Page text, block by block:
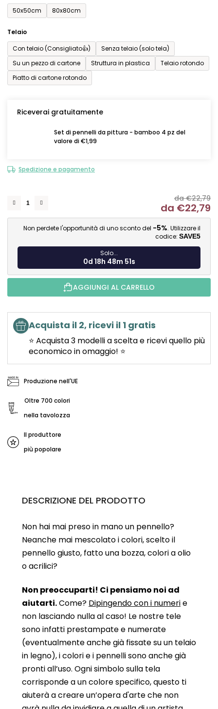
50x50cm
80x80cm
Telaio
Con telaio (Consigliato👍)
Senza telaio (solo tela)
Su un pezzo di cartone
Struttura in plastica
Telaio rotondo
Piatto di cartone rotondo
Riceverai gratuitamente
Set di pennelli da pittura - bamboo 4 pz del
valore di €1,99
Spedizione e pagamento
da €22,79
da €22,79
Non perdete l'opportunità di uno sconto del -5%. Utilizzare il
codice: SAVE5
Solo...
0d 18h 48m 51s
AGGIUNGI AL CARRELLO
Acquista il 2, ricevi il 1 gratis
⭐ Acquista 3 modelli a scelta e ricevi quello più
economico in omaggio! ⭐
Produzione nell'UE
Oltre 700 colori
nella tavolozza
Il produttore
più popolare
DESCRIZIONE DEL PRODOTTO
Non hai mai preso in mano un pennello?
Neanche mai mescolato i colori, scelto il
pennello giusto, fatto una bozza, colori a olio
o acrilici?
Non preoccuparti! Ci pensiamo noi ad
aiutarti.Come? Dipingendo con i numerie
non lasciando nulla al caso! Le nostre tele
sono infatti prestampate e numerate
(eventualmente anche già fissate su un telaio
in legno), i colori e i pennelli sono anche già
pronti all’uso. Ogni simbolo sulla tela
corrisponde a un colore specifico, questo ti
aiuterà a creare un’opera d'arte che non